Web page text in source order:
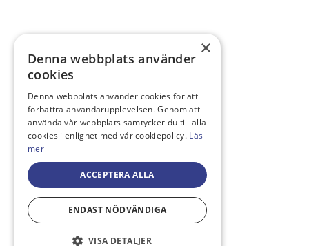
×
Denna webbplats använder
cookies
Denna webbplats använder cookies för att
förbättra användarupplevelsen. Genom att
använda vår webbplats samtycker du till alla
cookies i enlighet med vår cookiepolicy. Läs
mer
ACCEPTERA ALLA
ENDAST NÖDVÄNDIGA
VISA DETALJER